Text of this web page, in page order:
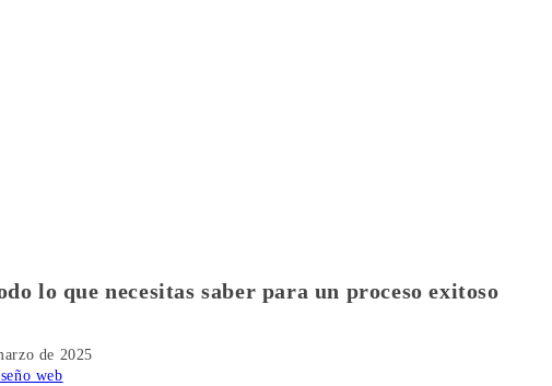
lo que necesitas saber para un proceso exitoso
de 2025
web